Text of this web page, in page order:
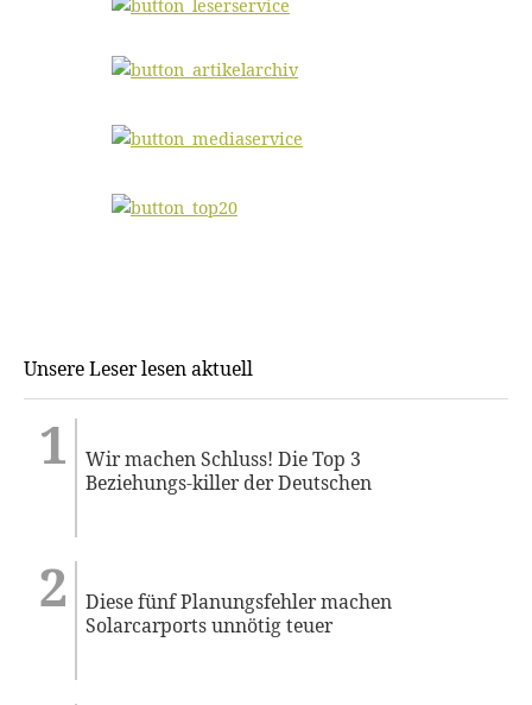
Unsere Leser lesen aktuell
Wir machen Schluss! Die Top 3
Beziehungs-killer der Deutschen
Diese fünf Planungsfehler machen
Solarcarports unnötig teuer